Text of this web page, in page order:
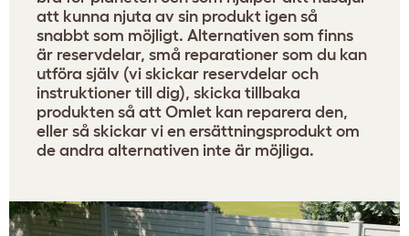
att kunna njuta av sin produkt igen så
snabbt som möjligt. Alternativen som finns
är reservdelar, små reparationer som du kan
utföra själv (vi skickar reservdelar och
instruktioner till dig), skicka tillbaka
produkten så att Omlet kan reparera den,
eller så skickar vi en ersättningsprodukt om
de andra alternativen inte är möjliga.